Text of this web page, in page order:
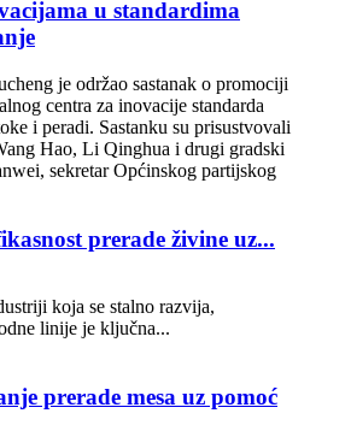
u standardima
je održao sastanak o promociji
centra za inovacije standarda
i peradi. Sastanku su prisustvovali
Hao, Li Qinghua i drugi gradski
sekretar Općinskog partijskog
prerade živine uz...
koja se stalno razvija,
linije je ključna...
prerade mesa uz pomoć